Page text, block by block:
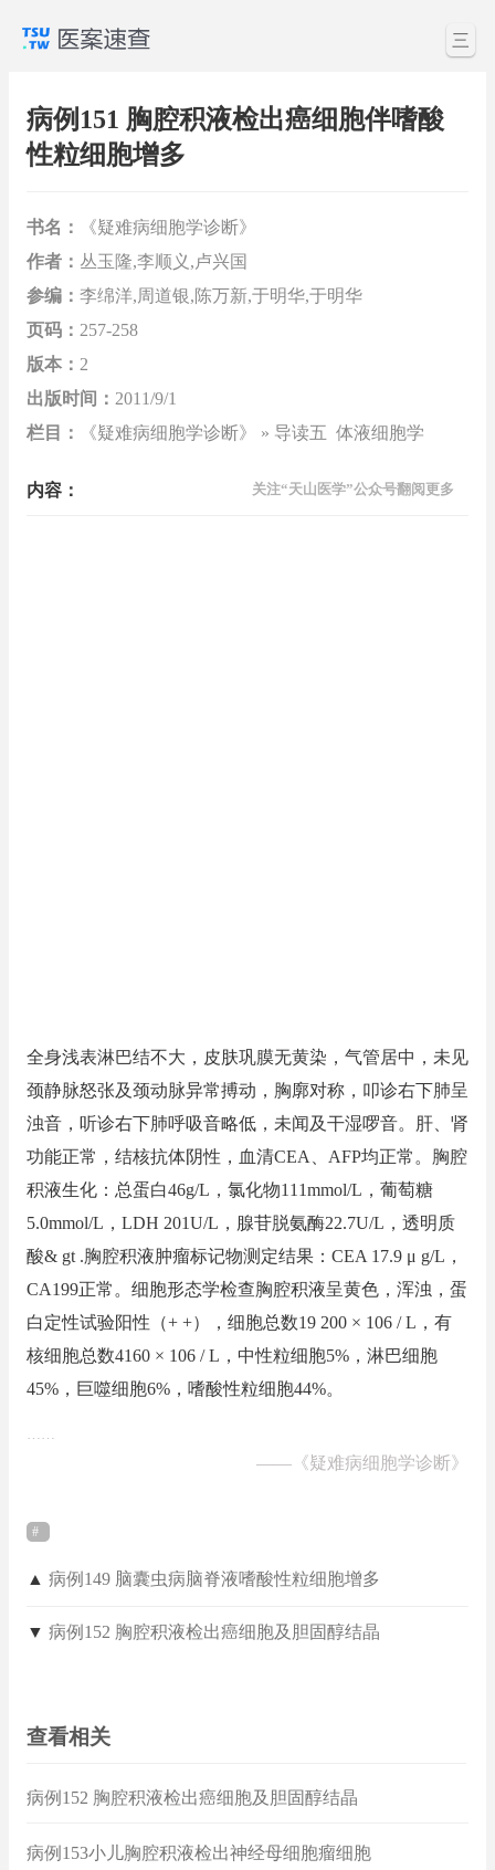
三
病例151 胸腔积液检出癌细胞伴嗜酸
性粒细胞增多
书名：
《疑难病细胞学诊断》
作者： 丛玉隆,李顺义,卢兴国
参编： 李绵洋,周道银,陈万新,于明华,于明华
页码： 257-258
版本： 2
出版时间： 2011/9/1
栏目：
《疑难病细胞学诊断》 » 导读五 体液细胞学
内容： 关注“天山医学”公众号翻阅更多
全身浅表淋巴结不大，皮肤巩膜无黄染，气管居中，未见
颈静脉怒张及颈动脉异常搏动，胸廓对称，叩诊右下肺呈
浊音，听诊右下肺呼吸音略低，未闻及干湿啰音。肝、肾
功能正常，结核抗体阴性，血清CEA、AFP均正常。胸腔
积液生化：总蛋白46g/L，氯化物111mmol/L，葡萄糖
5.0mmol/L，LDH 201U/L，腺苷脱氨酶22.7U/L，透明质
酸& gt .胸腔积液肿瘤标记物测定结果：CEA 17.9 μ g/L，
CA199正常。细胞形态学检查胸腔积液呈黄色，浑浊，蛋
白定性试验阳性（+ +），细胞总数19 200 × 106 / L，有
核细胞总数4160 × 106 / L，中性粒细胞5%，淋巴细胞
45%，巨噬细胞6%，嗜酸性粒细胞44%。
……
—— 《疑难病细胞学诊断》
▲ 病例149 脑囊虫病脑脊液嗜酸性粒细胞增多
▼ 病例152 胸腔积液检出癌细胞及胆固醇结晶
查看相关
病例152 胸腔积液检出癌细胞及胆固醇结晶
病例153小儿胸腔积液检出神经母细胞瘤细胞